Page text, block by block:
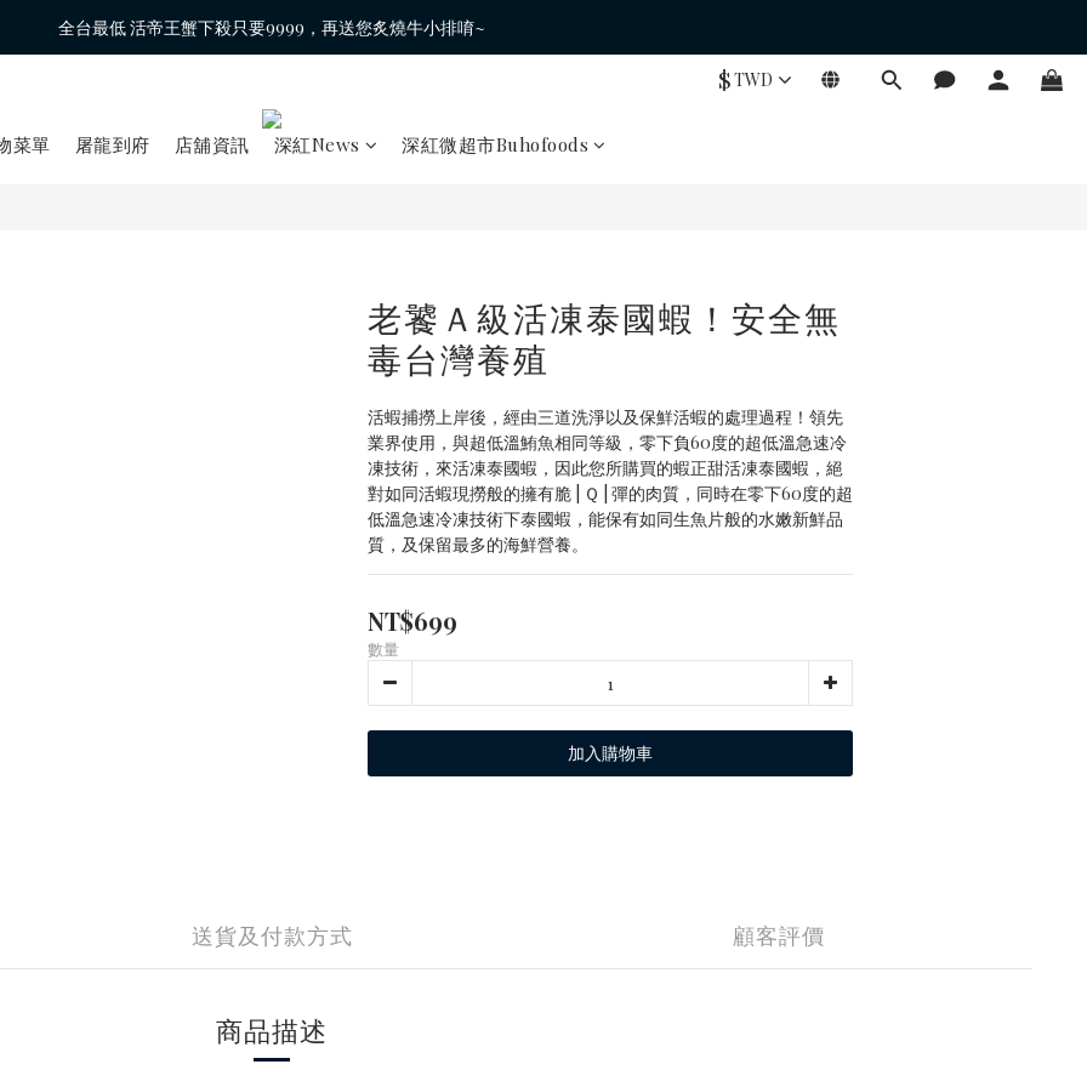
全台最低 活帝王蟹下殺只要9999，再送您炙燒牛小排唷~
$TWD
菜單 屠龍到府 店舖資訊 深紅News 深紅微超市Buhofoods
老饕Ａ級活凍泰國蝦！安全無
毒台灣養殖
活蝦捕撈上岸後，經由三道洗淨以及保鮮活蝦的處理過程！領先
業界使用，與超低溫鮪魚相同等級，零下負60度的超低溫急速冷
凍技術，來活凍泰國蝦，因此您所購買的蝦正甜活凍泰國蝦，絕
對如同活蝦現撈般的擁有脆 | Ｑ | 彈的肉質，同時在零下60度的超
低溫急速冷凍技術下泰國蝦，能保有如同生魚片般的水嫩新鮮品
質，及保留最多的海鮮營養。
NT$699
數量
加入購物車
送貨及付款方式 顧客評價
商品描述